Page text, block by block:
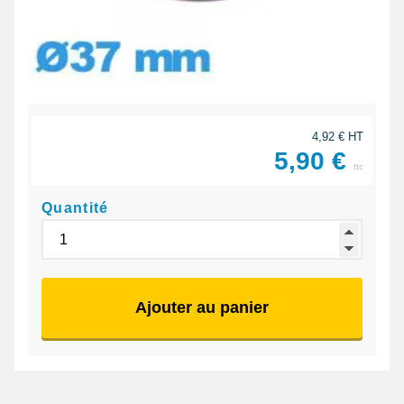
4,92 € HT
5,90 € ttc
Quantité
Ajouter au panier